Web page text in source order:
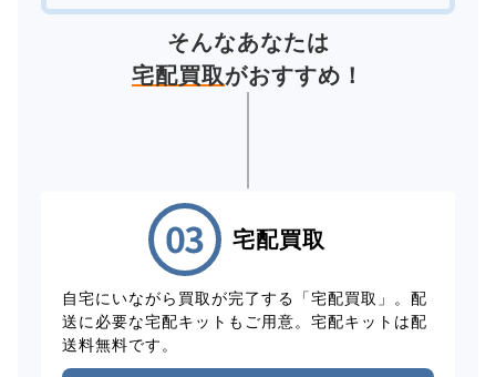
そんなあなたは
宅配買取がおすすめ！
宅配買取
自宅にいながら買取が完了する「宅配買取」。配
送に必要な宅配キットもご用意。宅配キットは配
送料無料です。